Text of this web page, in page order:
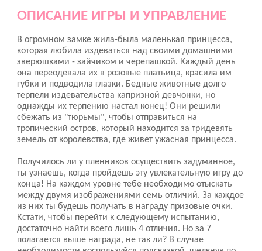
ОПИСАНИЕ ИГРЫ И УПРАВЛЕНИЕ
В огромном замке жила-была маленькая принцесса,
которая любила издеваться над своими домашними
зверюшками - зайчиком и черепашкой. Каждый день
она переодевала их в розовые платьица, красила им
губки и подводила глазки. Бедные животные долго
терпели издевательства капризной девчонки, но
однажды их терпению настал конец! Они решили
сбежать из "тюрьмы", чтобы отправиться на
тропический остров, который находится за тридевять
земель от королевства, где живет ужасная принцесса.
Получилось ли у пленников осуществить задуманное,
ты узнаешь, когда пройдешь эту увлекательную игру до
конца! На каждом уровне тебе необходимо отыскать
между двумя изображениями семь отличий. За каждое
из них ты будешь получать в награду призовые очки.
Кстати, чтобы перейти к следующему испытанию,
достаточно найти всего лишь 4 отличия. Но за 7
полагается выше награда, не так ли? В случае